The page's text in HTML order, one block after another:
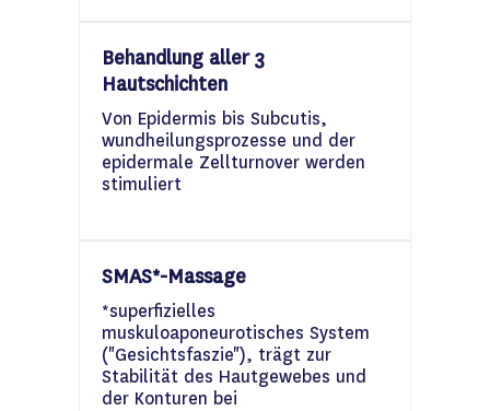
Behandlung aller 3
Hautschichten
Von Epidermis bis Subcutis,
wundheilungsprozesse und der
epidermale Zellturnover werden
stimuliert
SMAS*-Massage
*superfizielles
muskuloaponeurotisches System
("Gesichtsfaszie"), trägt zur
Stabilität des Hautgewebes und
der Konturen bei